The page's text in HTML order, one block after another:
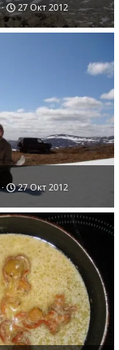
27 Окт 2012
27 Окт 2012